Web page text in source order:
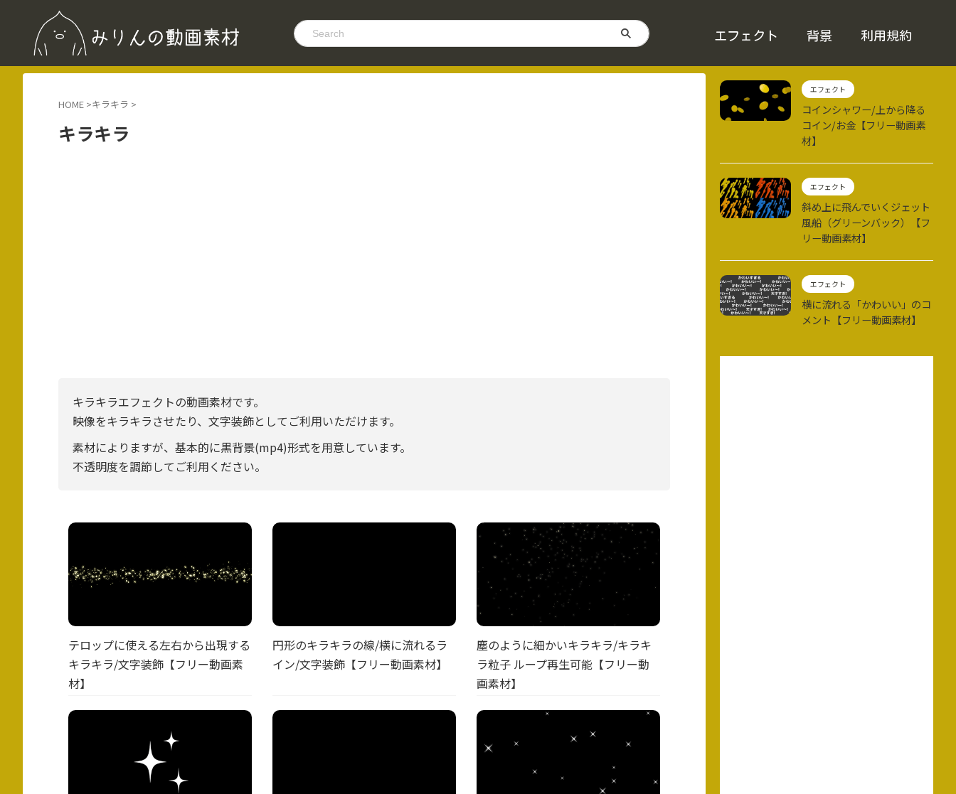
エフェクト 背景 利用規約
HOME >キラキラ >
キラキラ
キラキラエフェクトの動画素材です。
映像をキラキラさせたり、文字装飾としてご利用いただけます。
素材によりますが、基本的に黒背景(mp4)形式を用意しています。
不透明度を調節してご利用ください。
テロップに使える左右から出現する
キラキラ/文字装飾【フリー動画素
材】
円形のキラキラの線/横に流れるラ
イン/文字装飾【フリー動画素材】
塵のように細かいキラキラ/キラキ
ラ粒子 ループ再生可能【フリー動
画素材】
エフェクト
コインシャワー/上から降る
コイン/お金【フリー動画素
材】
エフェクト
斜め上に飛んでいくジェット
風船（グリーンバック）【フ
リー動画素材】
エフェクト
横に流れる「かわいい」のコ
メント【フリー動画素材】